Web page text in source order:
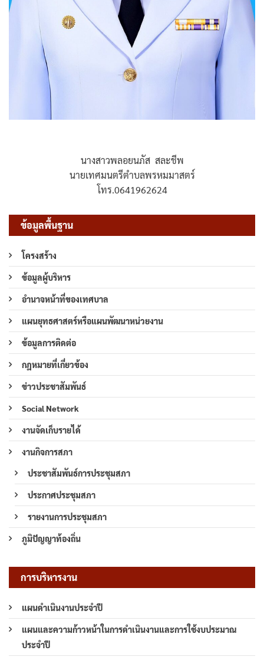
นางสาวพลอยนภัส สละชีพ
นายเทศมนตรีตำบลพรหมมาสตร์
โทร.0641962624
ข้อมูลพื้นฐาน
โครงสร้าง
ข้อมูลผู้บริหาร
อำนาจหน้าที่ของเทศบาล
แผนยุทธศาสตร์หรือแผนพัฒนาหน่วยงาน
ข้อมูลการติดต่อ
กฎหมายที่เกี่ยวข้อง
ข่าวประชาสัมพันธ์
Social Network
งานจัดเก็บรายได้
งานกิจการสภา
ประชาสัมพันธ์การประชุมสภา
ประกาศประชุมสภา
รายงานการประชุมสภา
ภูมิปัญญาท้องถิ่น
การบริหารงาน
แผนดำเนินงานประจำปี
แผนและความก้าวหน้าในการดำเนินงานและการใช้งบประมาณ
ประจำปี